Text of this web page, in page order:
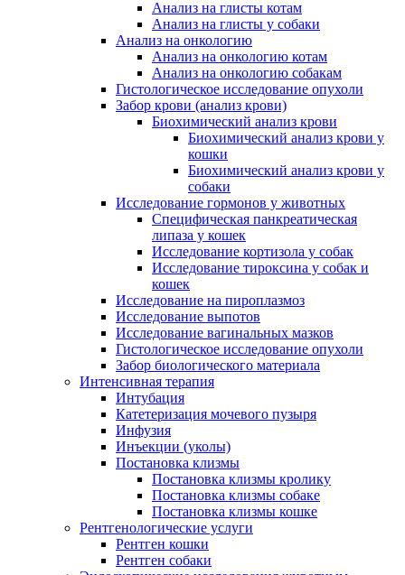
Анализ на глисты котам
Анализ на глисты у собаки
Анализ на онкологию
Анализ на онкологию котам
Анализ на онкологию собакам
Гистологическое исследование опухоли
Забор крови (анализ крови)
Биохимический анализ крови
Биохимический анализ крови у
кошки
Биохимический анализ крови у
собаки
Исследование гормонов у животных
Специфическая панкреатическая
липаза у кошек
Исследование кортизола у собак
Исследование тироксина у собак и
кошек
Исследование на пироплазмоз
Исследование выпотов
Исследование вагинальных мазков
Гистологическое исследование опухоли
Забор биологического материала
Интенсивная терапия
Интубация
Катетеризация мочевого пузыря
Инфузия
Инъекции (уколы)
Постановка клизмы
Постановка клизмы кролику
Постановка клизмы собаке
Постановка клизмы кошке
Рентгенологические услуги
Рентген кошки
Рентген собаки